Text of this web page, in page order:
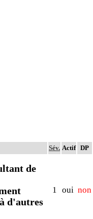
Sév. Actif DP
de
d'autres
1 oui non